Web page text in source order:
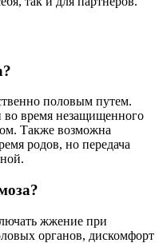
половым путем.
время незащищенного
Также возможна
родов, но передача
жжение при
органов, дискомфорт